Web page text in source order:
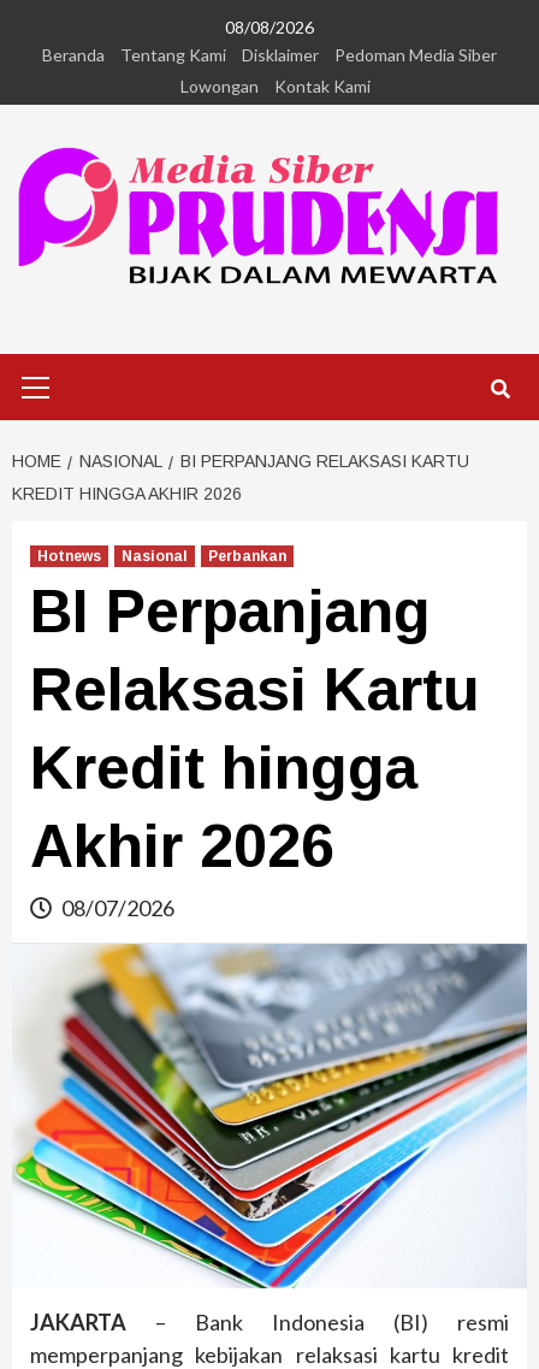
08/08/2026
Beranda
Tentang Kami Disklaimer
Pedoman Media Siber
Lowongan
Kontak Kami
HOME NASIONAL
BI PERPANJANG RELAKSASI KARTU
KREDIT HINGGA AKHIR 2026
Hotnews Nasional Perbankan
BI Perpanjang
Relaksasi Kartu
Kredit hingga
Akhir 2026
08/07/2026
JAKARTA – Bank Indonesia (BI) resmi
memperpanjang kebijakan relaksasi kartu kredit